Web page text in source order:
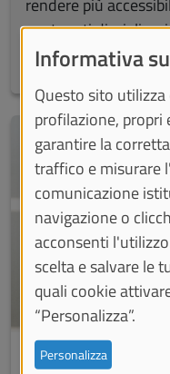
contenuti disciplinari
Responsabili
Informativa
Questo sito
profilazione, propri
garantire la
traffico e misurare
comunicazione
navigazione o
acconsenti
scelta e salvare le
quali cookie
“Personalizza”.
Personalizza